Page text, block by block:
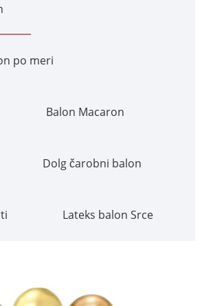
po meri
Balon Macaron
Dolg čarobni balon
Lateks balon Srce